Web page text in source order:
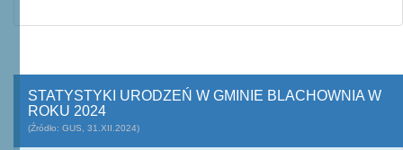
STATYSTYKI URODZEŃ W GMINIE BLACHOWNIA W
ROKU 2024
(Źródło: GUS, 31.XII.2024)